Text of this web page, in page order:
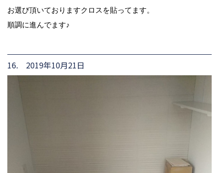
お選び頂いておりますクロスを貼ってます。
順調に進んでます♪
16. 2019年10月21日